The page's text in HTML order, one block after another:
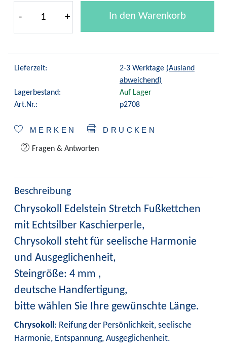
- + In den Warenkorb
Lieferzeit: 2-3 Werktage (Ausland
abweichend)
Lagerbestand:
Auf Lager
Art.Nr.:
p2708
MERKEN DRUCKEN
Fragen & Antworten
Beschreibung
Chrysokoll Edelstein Stretch Fußkettchen
mit Echtsilber Kaschierperle,
Chrysokoll steht für seelische Harmonie
und Ausgeglichenheit,
Steingröße: 4 mm ,
deutsche Handfertigung,
bitte wählen Sie Ihre gewünschte Länge.
Chrysokoll : Reifung der Persönlichkeit, seelische
Harmonie, Entspannung, Ausgeglichenheit.